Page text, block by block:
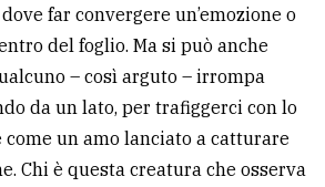
far convergere un’emozione o
del foglio. Ma si può anche
– così arguto – irrompa
da un lato, per trafiggerci con lo
un amo lanciato a catturare
Chi è questa creatura che osserva